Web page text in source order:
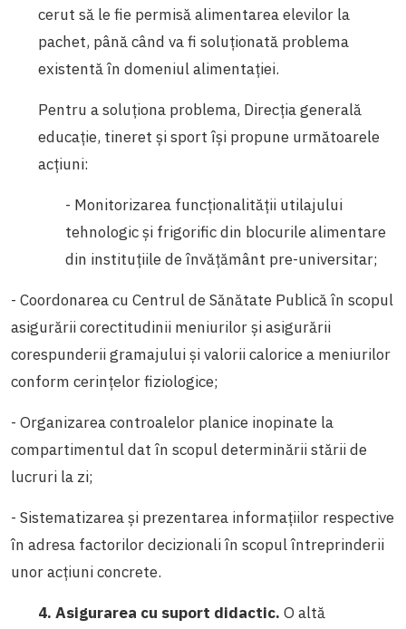
cerut să le fie permisă alimentarea elevilor la
pachet, până când va fi soluționată problema
existentă în domeniul alimentației.
Pentru a soluționa problema, Direcția generală
educație, tineret și sport își propune următoarele
acțiuni:
- Monitorizarea funcționalității utilajului
tehnologic și frigorific din blocurile alimentare
din instituțiile de învățământ pre-universitar;
- Coordonarea cu Centrul de Sănătate Publică în scopul
asigurării corectitudinii meniurilor și asigurării
corespunderii gramajului și valorii calorice a meniurilor
conform cerințelor fiziologice;
- Organizarea controalelor planice inopinate la
compartimentul dat în scopul determinării stării de
lucruri la zi;
- Sistematizarea și prezentarea informațiilor respective
în adresa factorilor decizionali în scopul întreprinderii
unor acțiuni concrete.
4. Asigurarea cu suport didactic. O altă